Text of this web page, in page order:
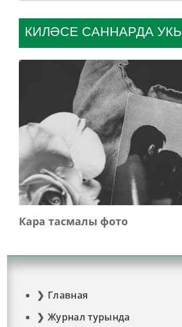
КИЛӘСЕ САННАРДА
Кара тасмалы фото
Главная
Журнал турында